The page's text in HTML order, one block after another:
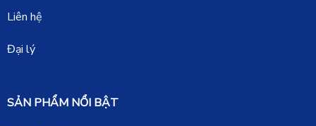
Liên hệ
Đại lý
SẢN PHẨM NỔI BẬT